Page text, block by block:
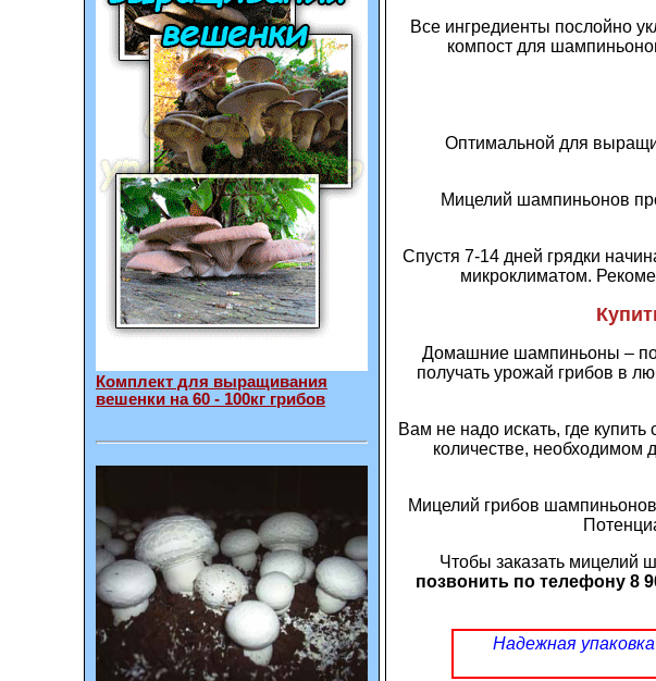
Комплект для выращивания
вешенки на 60 - 100кг грибов
Все ингредиенты послойно
компост для
Оптимальной для
Мицелий шампиньонов
Спустя 7-14 дней грядки
микроклиматом.
Домашние шампиньоны –
получать урожай грибов в
Вам не надо искать, где
количестве, необходимом
Мицелий грибов
Чтобы заказать мицелий
позвонить по телефону 8
Надежная